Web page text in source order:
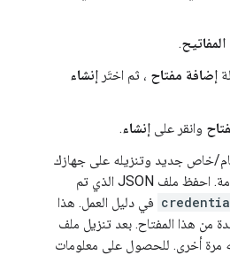
المفاتيح.
إضافة مفتاح ، ثم اختَر إنشاء
وانقر على إنشاء.
خاص جديد وتنزيله على جهازك
كملف مفتاح حساب خدمة. احفظ ملف JSON الذي تم
في دليل العمل. هذا
من هذا المفتاح. بعد تنزيل ملف
مرة أخرى. للحصول على معلومات